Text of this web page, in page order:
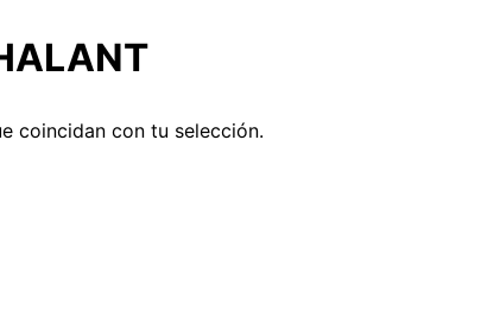
coincidan con tu selección.